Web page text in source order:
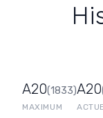
A20(1833)
MAXIMUM
A20